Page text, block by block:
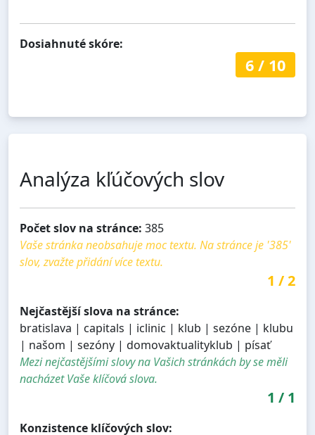
Dosiahnuté skóre:
6/ 10
Analýza kľúčových slov
Počet slov na stránce: 385
Vaše stránka neobsahuje moc textu. Na stránce je '385'
slov, zvažte přidání více textu.
1 /2
Nejčastější slova na stránce:
bratislava | capitals | iclinic | klub | sezóne | klubu
| našom | sezóny | domovaktualityklub | písať
Mezi nejčastějšími slovy na Vašich stránkách by se měli
nacházet Vaše klíčová slova.
1 / 1
Konzistence klíčových slov: